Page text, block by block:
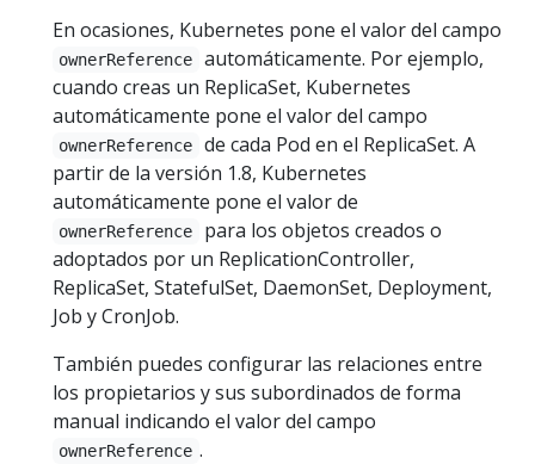
En ocasiones, Kubernetes pone el valor del campo
ownerReference
automáticamente. Por ejemplo,
cuando creas un ReplicaSet, Kubernetes
automáticamente pone el valor del campo
ownerReference
de cada Pod en el ReplicaSet. A
partir de la versión 1.8, Kubernetes
automáticamente pone el valor de
ownerReference
para los objetos creados o
adoptados por un ReplicationController,
ReplicaSet, StatefulSet, DaemonSet, Deployment,
Job y CronJob.
También puedes configurar las relaciones entre
los propietarios y sus subordinados de forma
manual indicando el valor del campo
ownerReference .